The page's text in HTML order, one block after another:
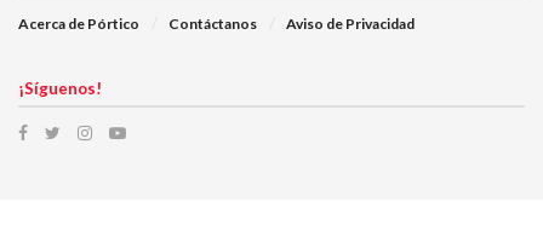
Acerca de Pórtico Contáctanos Aviso de Privacidad
¡Síguenos!